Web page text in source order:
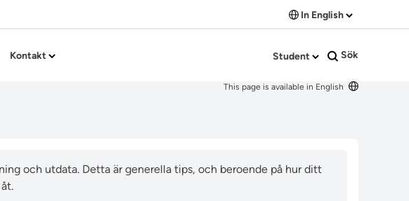
In English
Kontakt Student Sök
This page is available in English
och utdata. Detta är generella tips, och beroende på hur ditt